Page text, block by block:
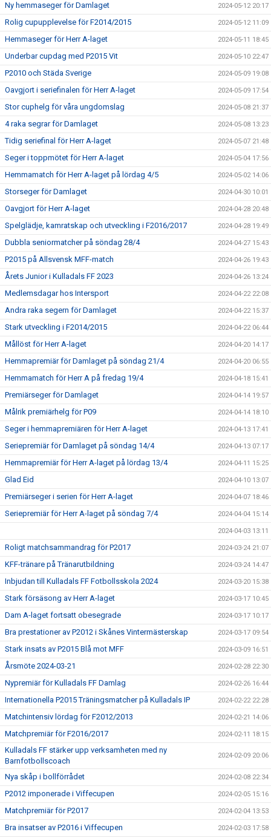
Ny hemmaseger för Damlaget 2024-05-12 20:17
Rolig cupupplevelse för F2014/2015 2024-05-12 11:09
Hemmaseger för Herr A-laget 2024-05-11 18:45
Underbar cupdag med P2015 Vit 2024-05-10 22:47
P2010 och Städa Sverige 2024-05-09 19:08
Oavgjort i seriefinalen för Herr A-laget 2024-05-09 17:54
Stor cuphelg för våra ungdomslag 2024-05-08 21:37
4 raka segrar för Damlaget 2024-05-08 13:23
Tidig seriefinal för Herr A-laget 2024-05-07 21:48
Seger i toppmötet för Herr A-laget 2024-05-04 17:56
Hemmamatch för Herr A-laget på lördag 4/5 2024-05-02 14:06
Storseger för Damlaget 2024-04-30 10:01
Oavgjort för Herr A-laget 2024-04-28 20:48
Spelglädje, kamratskap och utveckling i F2016/2017 2024-04-28 19:49
Dubbla seniormatcher på söndag 28/4 2024-04-27 15:43
P2015 på Allsvensk MFF-match 2024-04-26 19:43
Årets Junior i Kulladals FF 2023 2024-04-26 13:24
Medlemsdagar hos Intersport 2024-04-22 22:08
Andra raka segern för Damlaget 2024-04-22 15:37
Stark utveckling i F2014/2015 2024-04-22 06:44
Mållöst för Herr A-laget 2024-04-20 14:17
Hemmapremiär för Damlaget på söndag 21/4 2024-04-20 06:55
Hemmamatch för Herr A på fredag 19/4 2024-04-18 15:41
Premiärseger för Damlaget 2024-04-14 19:57
Målrik premiärhelg för P09 2024-04-14 18:10
Seger i hemmapremiären för Herr A-laget 2024-04-13 17:41
Seriepremiär för Damlaget på söndag 14/4 2024-04-13 07:17
Hemmapremiär för Herr A-laget på lördag 13/4 2024-04-11 15:25
Glad Eid 2024-04-10 13:07
Premiärseger i serien för Herr A-laget 2024-04-07 18:46
Seriepremiär för Herr A-laget på söndag 7/4 2024-04-04 15:14
2024-04-03 13:11
Roligt matchsammandrag för P2017 2024-03-24 21:07
KFF-tränare på Tränarutbildning 2024-03-24 14:47
Inbjudan till Kulladals FF Fotbollsskola 2024 2024-03-20 15:38
Stark försäsong av Herr A-laget 2024-03-17 10:45
Dam A-laget fortsatt obesegrade 2024-03-17 10:17
Bra prestationer av P2012 i Skånes Vintermästerskap 2024-03-17 09:54
Stark insats av P2015 Blå mot MFF 2024-03-09 16:51
Årsmöte 2024-03-21 2024-02-28 22:30
Nypremiär för Kulladals FF Damlag 2024-02-26 16:44
Internationella P2015 Träningsmatcher på Kulladals IP 2024-02-22 22:28
Matchintensiv lördag för F2012/2013 2024-02-21 14:06
Matchpremiär för F2016/2017 2024-02-11 18:15
Kulladals FF stärker upp verksamheten med ny
Barnfotbollscoach
2024-02-09 20:06
Nya skåp i bollförrådet 2024-02-08 22:34
P2012 imponerade i Viffecupen 2024-02-05 15:16
Matchpremiär för P2017 2024-02-04 13:53
Bra insatser av P2016 i Viffecupen 2024-02-03 17:58